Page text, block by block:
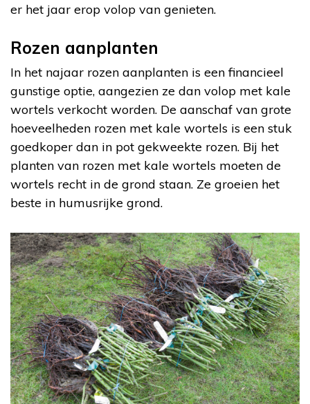
er het jaar erop volop van genieten.
Rozen aanplanten
In het najaar rozen aanplanten is een financieel
gunstige optie, aangezien ze dan volop met kale
wortels verkocht worden. De aanschaf van grote
hoeveelheden rozen met kale wortels is een stuk
goedkoper dan in pot gekweekte rozen. Bij het
planten van rozen met kale wortels moeten de
wortels recht in de grond staan. Ze groeien het
beste in humusrijke grond.